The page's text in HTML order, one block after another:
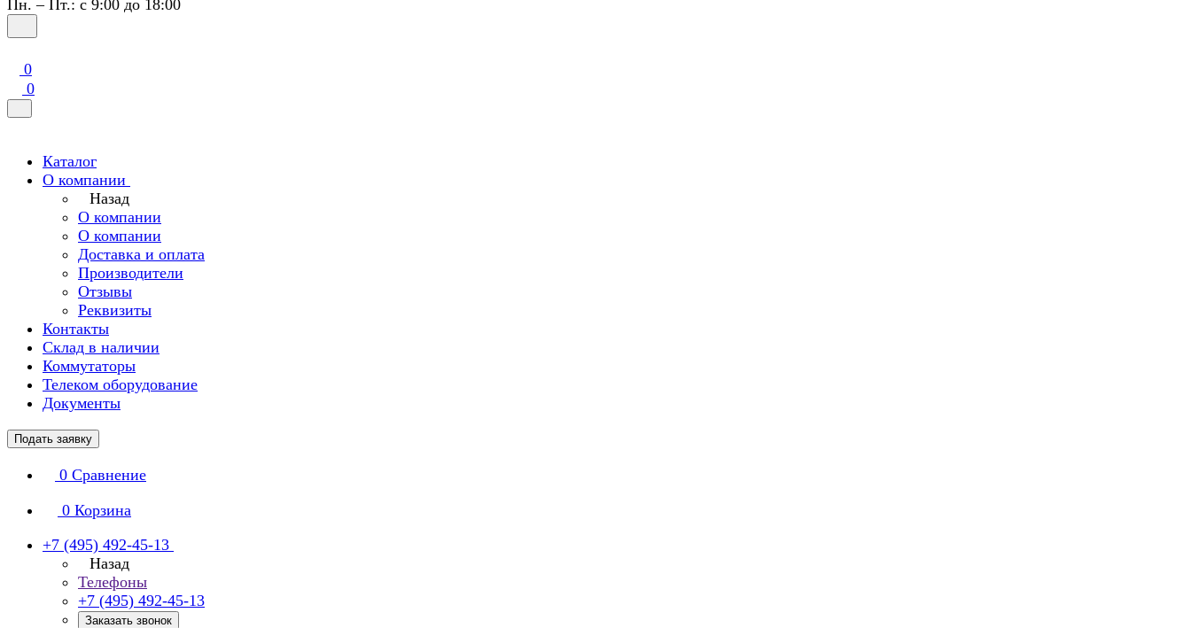
Пн. – Пт.: с 9:00 до 18:00
0
0
Каталог
О компании
Назад
О компании
О компании
Доставка и оплата
Производители
Отзывы
Реквизиты
Контакты
Склад в наличии
Коммутаторы
Телеком оборудование
Документы
Подать заявку
0 Сравнение
0 Корзина
+7 (495) 492-45-13
Назад
Телефоны
+7 (495) 492-45-13
Заказать звонок